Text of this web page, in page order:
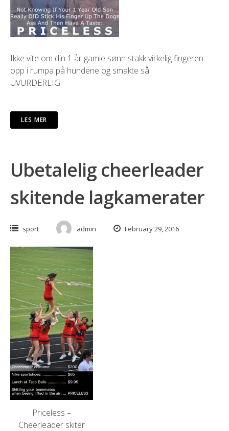
Ikke vite om din 1 år gamle sønn stakk virkelig fingeren
opp i rumpa på hundene og smakte så:
UVURDERLIG
LES MER
Ubetalelig cheerleader
skitende lagkamerater
sport admin February 29, 2016
Priceless –
Cheerleader skiter